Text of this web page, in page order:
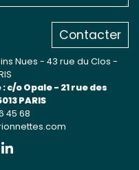
Contacter
Nues - 43 rue du Clos -
o Opale - 21 rue des
PARIS
45 68